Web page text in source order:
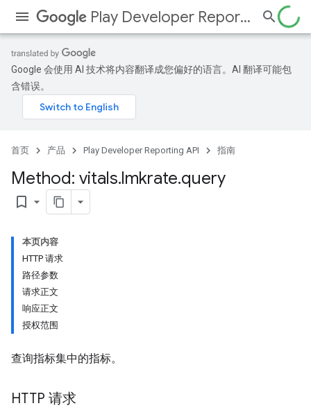
Play Developer Reporting API
Google 会使用 AI 技术将内容翻译成您偏好的语言。AI 翻译可能包
含错误。
首页 产品 Play Developer Reporting API 指南
Method: vitals.lmkrate.query
bookmark_border
本页内容
HTTP 请求
路径参数
请求正文
响应正文
授权范围
查询指标集中的指标。
HTTP 请求